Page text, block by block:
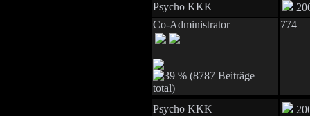
Psycho KKK
Co-Administrator
774
Psycho KKK